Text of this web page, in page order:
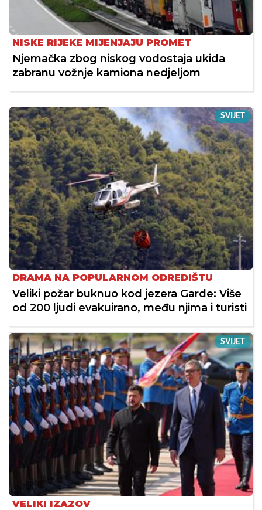
NISKE RIJEKE MIJENJAJU PROMET
Njemačka zbog niskog vodostaja ukida
zabranu vožnje kamiona nedjeljom
SVIJET
DRAMA NA POPULARNOM ODREDIŠTU
Veliki požar buknuo kod jezera Garde: Više
od 200 ljudi evakuirano, među njima i turisti
SVIJET
VELIKI IZAZOV